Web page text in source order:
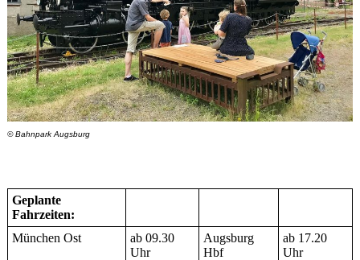
© Bahnpark Augsburg
Geplante
Fahrzeiten:
München Ost
ab 09.30
Uhr
Augsburg
Hbf
ab 17.20
Uhr